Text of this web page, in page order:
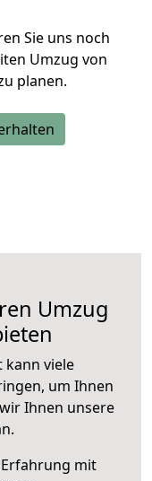
Sie uns noch
Umzug von
planen.
Umzug
kann viele
um Ihnen
Ihnen unsere
Erfahrung mit